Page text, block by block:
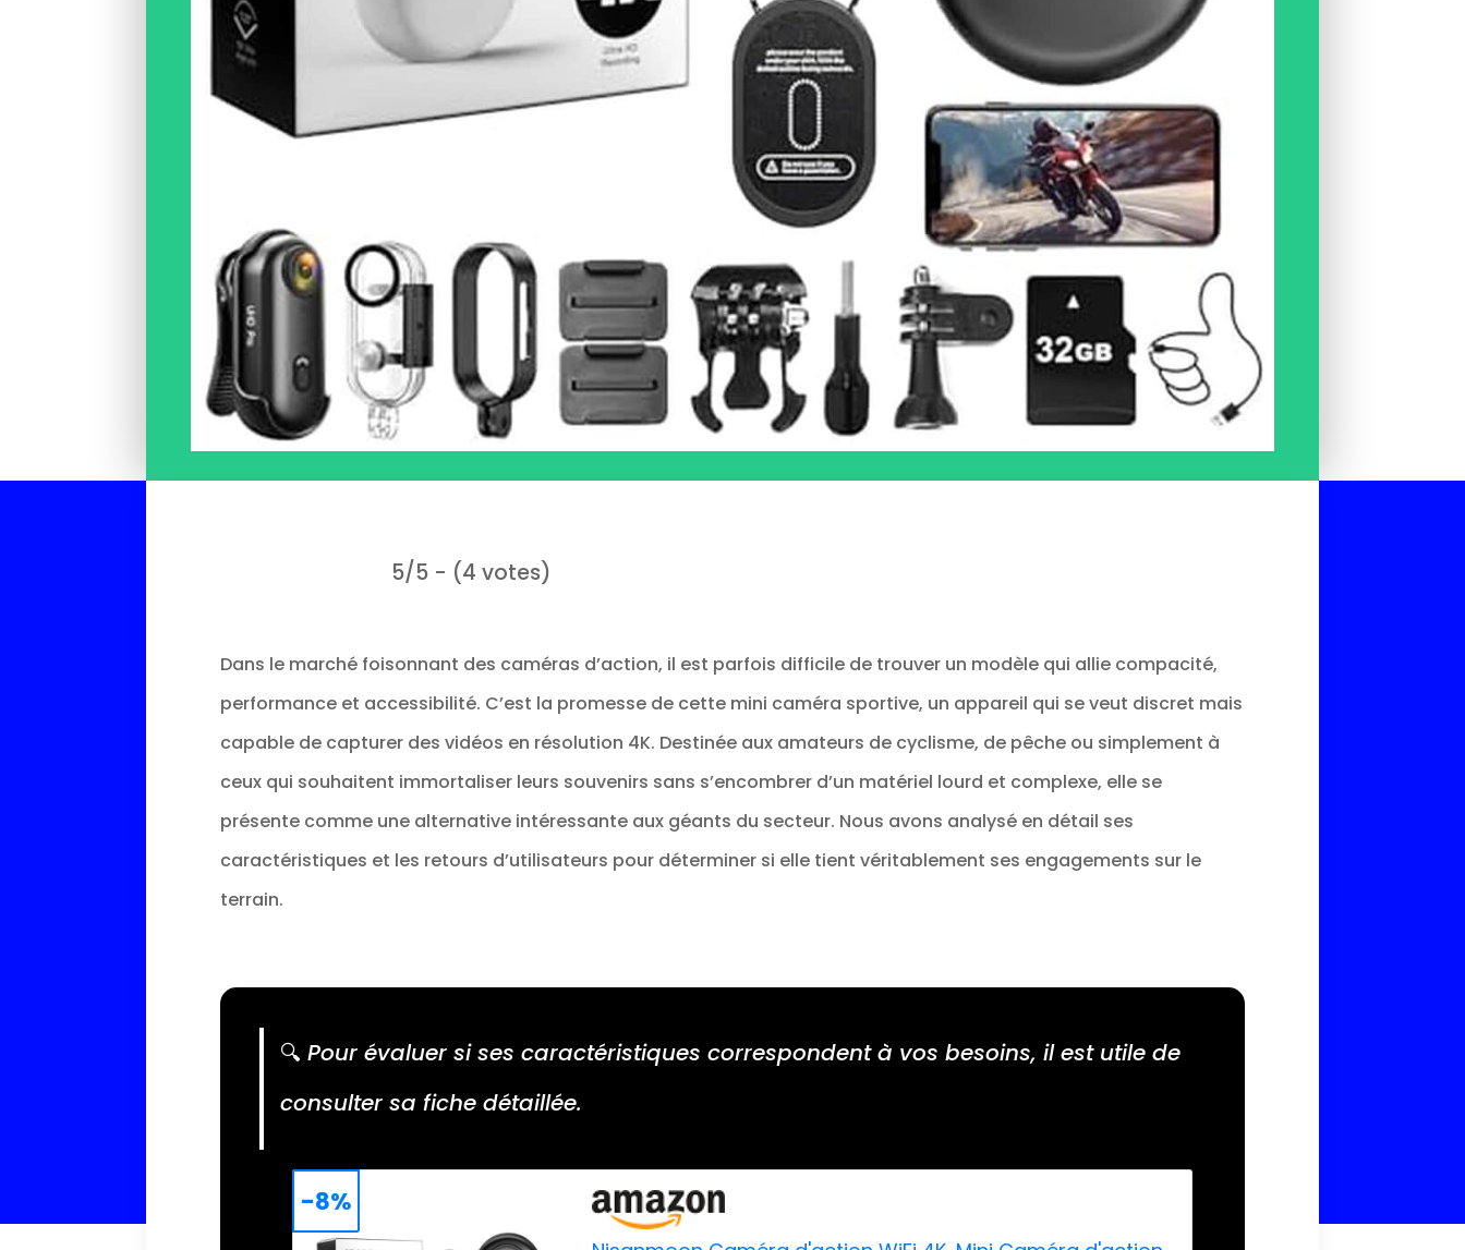
5/5 - (4 votes)
Dans le marché foisonnant des caméras d’action, il est parfois difficile de trouver un modèle qui allie compacité,
performance et accessibilité. C’est la promesse de cette mini caméra sportive, un appareil qui se veut discret mais
capable de capturer des vidéos en résolution 4K. Destinée aux amateurs de cyclisme, de pêche ou simplement à
ceux qui souhaitent immortaliser leurs souvenirs sans s’encombrer d’un matériel lourd et complexe, elle se
présente comme une alternative intéressante aux géants du secteur. Nous avons analysé en détail ses
caractéristiques et les retours d’utilisateurs pour déterminer si elle tient véritablement ses engagements sur le
terrain.
🔍 Pour évaluer si ses caractéristiques correspondent à vos besoins, il est utile de
consulter sa fiche détaillée.
-8%